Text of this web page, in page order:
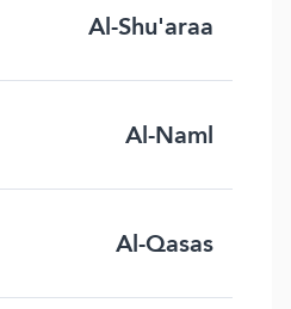
Al-Shu'araa
Al-Naml
Al-Qasas